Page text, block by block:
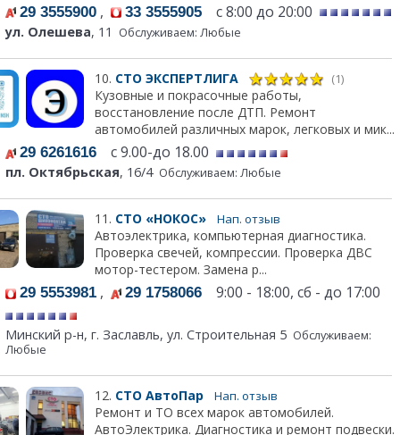
29 3555900 , 33 3555905 с 8:00 до 20:00
ул. Олешева, 11 Обслуживаем: Любые
10. СТО ЭКСПЕРТЛИГА (1)
Кузовные и покрасочные работы,
восстановление после ДТП. Ремонт
автомобилей различных марок, легковых и мик...
29 6261616 с 9.00-до 18.00
пл. Октябрьская, 16/4 Обслуживаем: Любые
11. СТО «НОКОС» Нап. отзыв
Автоэлектрика, компьютерная диагностика.
Проверка свечей, компрессии. Проверка ДВС
мотор-тестером. Замена р...
29 5553981 , 29 1758066 9:00 - 18:00, сб - до 17:00
Минский р-н, г. Заславль, ул. Строительная 5 Обслуживаем:
Любые
12. СТО АвтоПар Нап. отзыв
Ремонт и ТО всех марок автомобилей.
АвтоЭлектрика. Диагностика и ремонт подвески.